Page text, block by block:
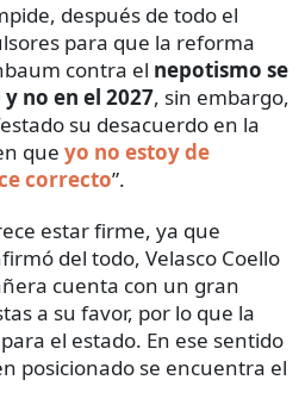
después de todo el
para que la reforma
contra el nepotismo se
no en el 2027, sin embargo,
su desacuerdo en la
que yo no estoy de
correcto”.
estar firme, ya que
del todo, Velasco Coello
cuenta con un gran
a su favor, por lo que la
el estado. En ese sentido
posicionado se encuentra el